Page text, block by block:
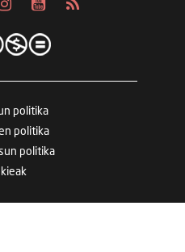
politika
politika
politika